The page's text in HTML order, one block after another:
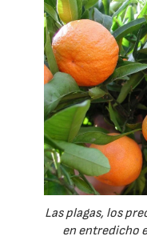
Las plagas, los
en entredicho